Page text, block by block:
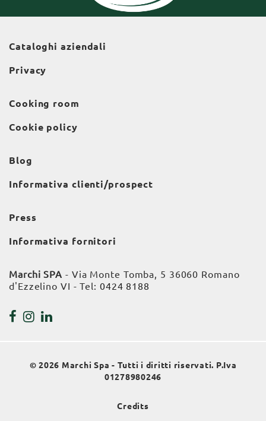
Cataloghi aziendali
Privacy
Cooking room
Cookie policy
Blog
Informativa clienti/prospect
Press
Informativa fornitori
Marchi SPA - Via Monte Tomba, 5 36060 Romano
d'Ezzelino VI - Tel: 0424 8188
© 2026 Marchi Spa - Tutti i diritti riservati. P.Iva
01278980246
Credits